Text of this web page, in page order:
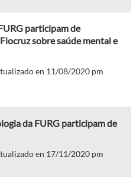
participam de
sobre saúde mental e
en 11/08/2020 pm
da FURG participam de
en 17/11/2020 pm